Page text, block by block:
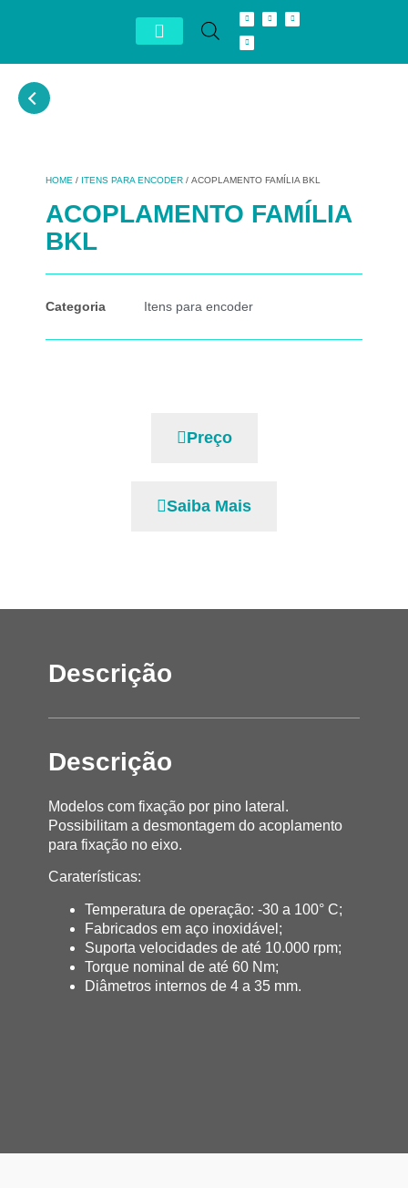
HOME / ITENS PARA ENCODER / ACOPLAMENTO FAMÍLIA BKL
ACOPLAMENTO FAMÍLIA
BKL
Categoria Itens para encoder
Preço
Saiba Mais
Descrição
Descrição
Modelos com fixação por pino lateral.
Possibilitam a desmontagem do acoplamento
para fixação no eixo.
Caraterísticas:
Temperatura de operação: -30 a 100° C;
Fabricados em aço inoxidável;
Suporta velocidades de até 10.000 rpm;
Torque nominal de até 60 Nm;
Diâmetros internos de 4 a 35 mm.